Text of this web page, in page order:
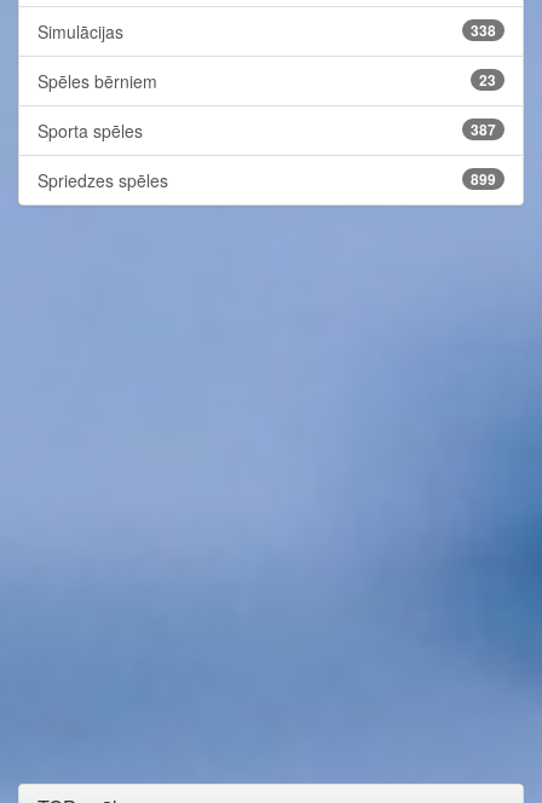
Simulācijas 338
Spēles bērniem 23
Sporta spēles 387
Spriedzes spēles 899